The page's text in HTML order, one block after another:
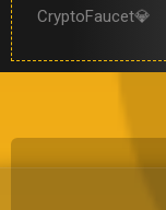
CryptoFaucet💎